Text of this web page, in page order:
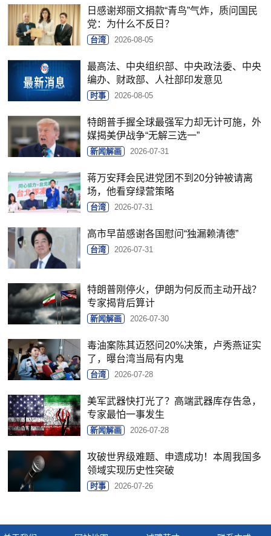
日感谢郑丽文捐款“青鸟”气炸，质问国民
党：为什么不反日？
台湾 2026-08-05
最高法、中央组织部、中央政法委、中央
编办、财政部、人社部印发意见
时事 2026-08-05
特朗普手握全球最强军力却无计可施，外
媒揭美伊战争“无解三选一”
新闻解画 2026-07-31
蒋万安拜会民进党团不到20分钟被请离
场，他看穿绿营策略
台湾 2026-07-31
高市早苗感谢各国慰问“独漏赖清德”
台湾 2026-07-31
特朗普刚停火，伊朗为何反而主动开战？
专家揭背后算计
新闻解画 2026-07-30
毒油案陈其迈怒问20%决策，卢秀燕证实
了，曝台湾当局有内鬼
台湾 2026-07-28
美军武器快打光了？高端武器库存告急，
专家最怕一事发生
新闻解画 2026-07-28
攻破世界级难题、申遗成功！本周我国多
领域实现历史性突破
时事 2026-07-26